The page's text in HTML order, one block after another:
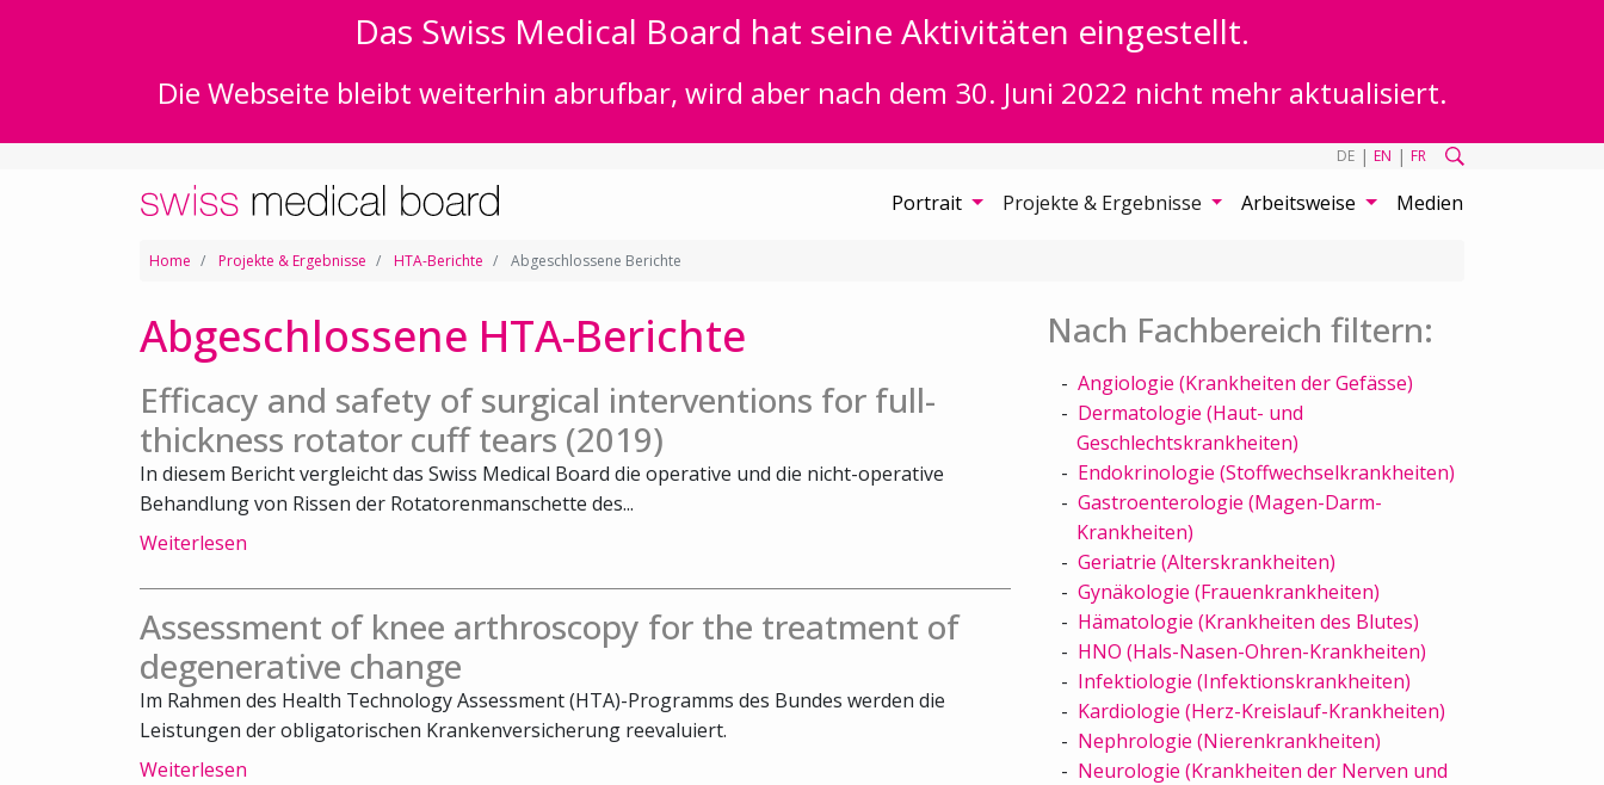
Das Swiss Medical Board hat seine Aktivitäten eingestellt.
Die Webseite bleibt weiterhin abrufbar, wird aber nach dem 30. Juni 2022 nicht mehr aktualisiert.
DE | EN | FR
Portrait Projekte & Ergebnisse Arbeitsweise Medien
Home Projekte & Ergebnisse HTA-Berichte Abgeschlossene Berichte
Abgeschlossene HTA-Berichte
Efficacy and safety of surgical interventions for full-
thickness rotator cuff tears (2019)
In diesem Bericht vergleicht das Swiss Medical Board die operative und die nicht-operative
Behandlung von Rissen der Rotatorenmanschette des...
Weiterlesen
Assessment of knee arthroscopy for the treatment of
degenerative change
Im Rahmen des Health Technology Assessment (HTA)-Programms des Bundes werden die
Leistungen der obligatorischen Krankenversicherung reevaluiert.
Weiterlesen
Nach Fachbereich filtern:
Angiologie (Krankheiten der Gefässe)
Dermatologie (Haut- und
Geschlechtskrankheiten)
Endokrinologie (Stoffwechselkrankheiten)
Gastroenterologie (Magen-Darm-
Krankheiten)
Geriatrie (Alterskrankheiten)
Gynäkologie (Frauenkrankheiten)
Hämatologie (Krankheiten des Blutes)
HNO (Hals-Nasen-Ohren-Krankheiten)
Infektiologie (Infektionskrankheiten)
Kardiologie (Herz-Kreislauf-Krankheiten)
Nephrologie (Nierenkrankheiten)
Neurologie (Krankheiten der Nerven und